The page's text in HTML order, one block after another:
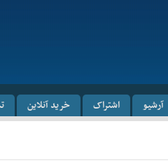
آرشیو اشتراک خرید آنلاین